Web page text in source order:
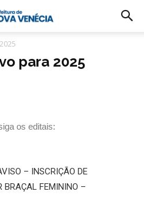
para 2025
os editais:
– INSCRIÇÃO DE
BRAÇAL FEMININO –